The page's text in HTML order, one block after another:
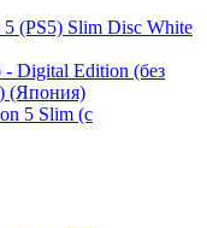
(PS5) Slim Disc White
- Digital Edition (без
(Япония)
5 Slim (с